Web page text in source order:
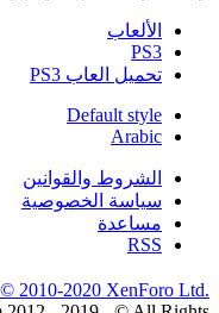
الألعاب
PS3
تحميل العاب PS3
Default style
Arabic
الشروط والقوانين
سياسة الخصوصية
مساعدة
RSS
© 2010-2020 XenForo Ltd.